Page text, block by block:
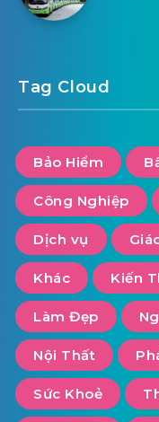
Tag Cloud
Bảo Hiểm
Công Nghiệp
Dịch vụ
Khác Kiến
Làm Đẹp
Nội Thất
Sức Khoẻ